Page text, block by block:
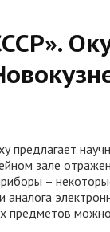
предлагает
зале
–
аналога
предметов